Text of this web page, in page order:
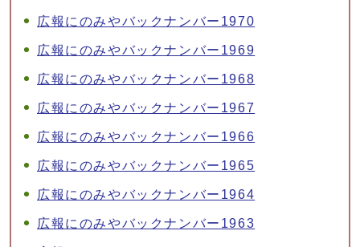
広報にのみやバックナンバー1970
広報にのみやバックナンバー1969
広報にのみやバックナンバー1968
広報にのみやバックナンバー1967
広報にのみやバックナンバー1966
広報にのみやバックナンバー1965
広報にのみやバックナンバー1964
広報にのみやバックナンバー1963